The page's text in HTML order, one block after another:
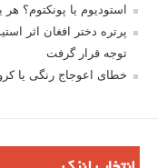
استودیوم یا پونکتوم؟
پرتره دختر افغان اثر
توجه قرار گرفت
خطای اعوجاج رنگی یا